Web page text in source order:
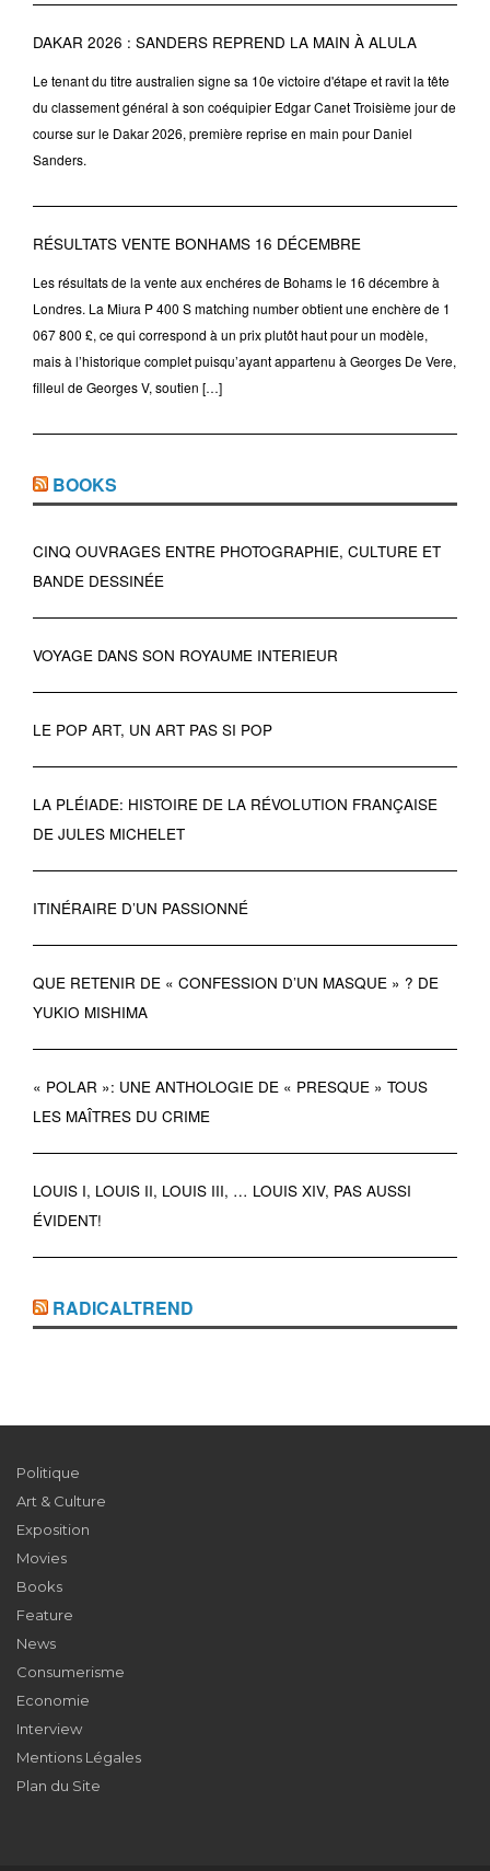
DAKAR 2026 : SANDERS REPREND LA MAIN À ALULA
Le tenant du titre australien signe sa 10e victoire d'étape et ravit la tête
du classement général à son coéquipier Edgar Canet Troisième jour de
course sur le Dakar 2026, première reprise en main pour Daniel
Sanders.
RÉSULTATS VENTE BONHAMS 16 DÉCEMBRE
Les résultats de la vente aux enchéres de Bohams le 16 décembre à
Londres. La Miura P 400 S matching number obtient une enchère de 1
067 800 £, ce qui correspond à un prix plutôt haut pour un modèle,
mais à l’historique complet puisqu’ayant appartenu à Georges De Vere,
filleul de Georges V, soutien […]
BOOKS
CINQ OUVRAGES ENTRE PHOTOGRAPHIE, CULTURE ET
BANDE DESSINÉE
VOYAGE DANS SON ROYAUME INTERIEUR
LE POP ART, UN ART PAS SI POP
LA PLÉIADE: HISTOIRE DE LA RÉVOLUTION FRANÇAISE
DE JULES MICHELET
ITINÉRAIRE D’UN PASSIONNÉ
QUE RETENIR DE « CONFESSION D’UN MASQUE » ? DE
YUKIO MISHIMA
« POLAR »: UNE ANTHOLOGIE DE « PRESQUE » TOUS
LES MAÎTRES DU CRIME
LOUIS I, LOUIS II, LOUIS III, … LOUIS XIV, PAS AUSSI
ÉVIDENT!
RADICALTREND
Politique
Art & Culture
Exposition
Movies
Books
Feature
News
Consumerisme
Economie
Interview
Mentions Légales
Plan du Site